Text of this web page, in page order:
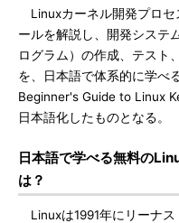
Linuxカーネル開発プロセ
ールを解説し、開発システ
ログラム）の作成、テスト
を、日本語で体系的に学べ
Beginner's Guide to Linux
日本語化したものとなる。
日本語で学べる無料の
は？
Linuxは1991年にリーナス